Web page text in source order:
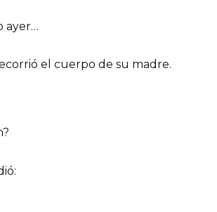
ayer…
el cuerpo de su madre.